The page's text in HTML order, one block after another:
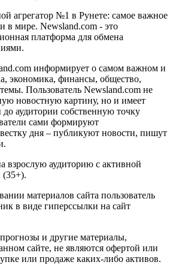
агрегатор №1 в Рунете: самое важное
в мире. Newsland.com - это
платформа для обмена
информирует о самом важном и
экономика, финансы, общество,
Пользователь Newsland.com не
новостную картину, но и имеет
аудитории собственную точку
сами формируют
дня – публикуют новости, пишут
взрослую аудиторию с активной
(35+).
материалов сайта пользователь
в виде гиперссылки на сайт
и другие материалы,
сайте, не являются офертой или
или продаже каких-либо активов.